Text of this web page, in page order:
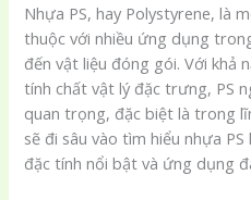
Nhựa PS, hay Polystyrene, là
thuộc với nhiều ứng dụng
đến vật liệu đóng gói. Với khả
tính chất vật lý đặc trưng, PS
quan trọng, đặc biệt là trong
sẽ đi sâu vào tìm hiểu nhựa
đặc tính nổi bật và ứng dụng